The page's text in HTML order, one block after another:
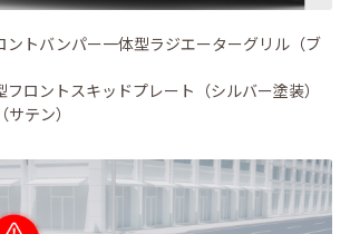
トバンパー一体型ラジエーターグリル（ブ
ロントスキッドプレート（シルバー塗装）
テン）